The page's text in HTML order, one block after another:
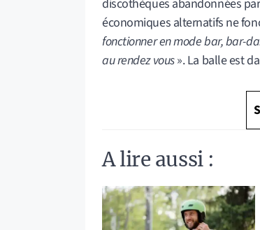
discothèques abandonnées
économiques alternatifs ne
fonctionner en mode bar, bar-
au rendez vous». La balle est
A lire aussi :